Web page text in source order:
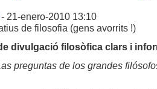
21-enero-2010 13:10
divulgació filosòfica clars i
preguntas de los grandes